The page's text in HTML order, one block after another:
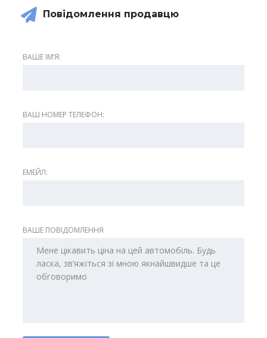
Повідомлення продавцю
ВАШЕ ІМʼЯ:
ВАШ НОМЕР ТЕЛЕФОН:
ЕМЕЙЛ:
ВАШЕ ПОВІДОМЛЕННЯ